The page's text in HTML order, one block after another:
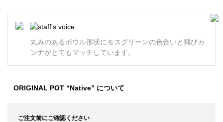
丸みのあるボウル形状にモスグリーンの色合いと飛びカ
ンナがとてもマッチしています。
ORIGINAL POT “Native” について
ご注文前にご確認ください